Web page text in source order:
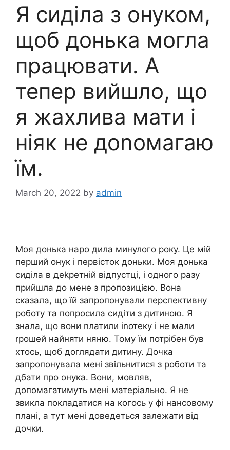
Я сиділа з онуком,
щоб донька могла
працювати. А
тепер вийшло, що
я жахлива мати і
ніяк не доnомагаю
їм.
March 20, 2022 by admin
Моя донька наро дила минулого року. Це мій
перший онук і первісток доньки. Моя донька
сиділа в деkретній відпустці, і одного разу
прийшла до мене з пропозицією. Вона
сказала, що їй запропонували перспективну
роботу та попросила сидіти з дитиною. Я
знала, що вони nлатили іnотеку і не мали
rрошей найняти няню. Тому їм потрібен був
хтось, щоб доглядати дитину. Дочка
запропонувала мені звільнитися з роботи та
дбати про онука. Вони, мовляв,
допомагатимуть мені матеріально. Я не
звикла покладатися на когось у фі нансовому
плані, а тут мені доведеться залежати від
дочки.